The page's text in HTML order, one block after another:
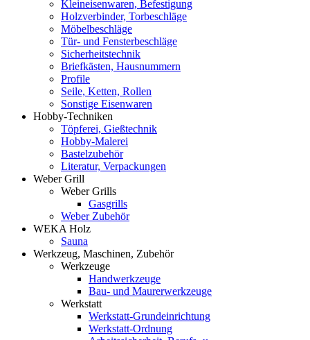
Kleineisenwaren, Befestigung
Holzverbinder, Torbeschläge
Möbelbeschläge
Tür- und Fensterbeschläge
Sicherheitstechnik
Briefkästen, Hausnummern
Profile
Seile, Ketten, Rollen
Sonstige Eisenwaren
Hobby-Techniken
Töpferei, Gießtechnik
Hobby-Malerei
Bastelzubehör
Literatur, Verpackungen
Weber Grill
Weber Grills
Gasgrills
Weber Zubehör
WEKA Holz
Sauna
Werkzeug, Maschinen, Zubehör
Werkzeuge
Handwerkzeuge
Bau- und Maurerwerkzeuge
Werkstatt
Werkstatt-Grundeinrichtung
Werkstatt-Ordnung